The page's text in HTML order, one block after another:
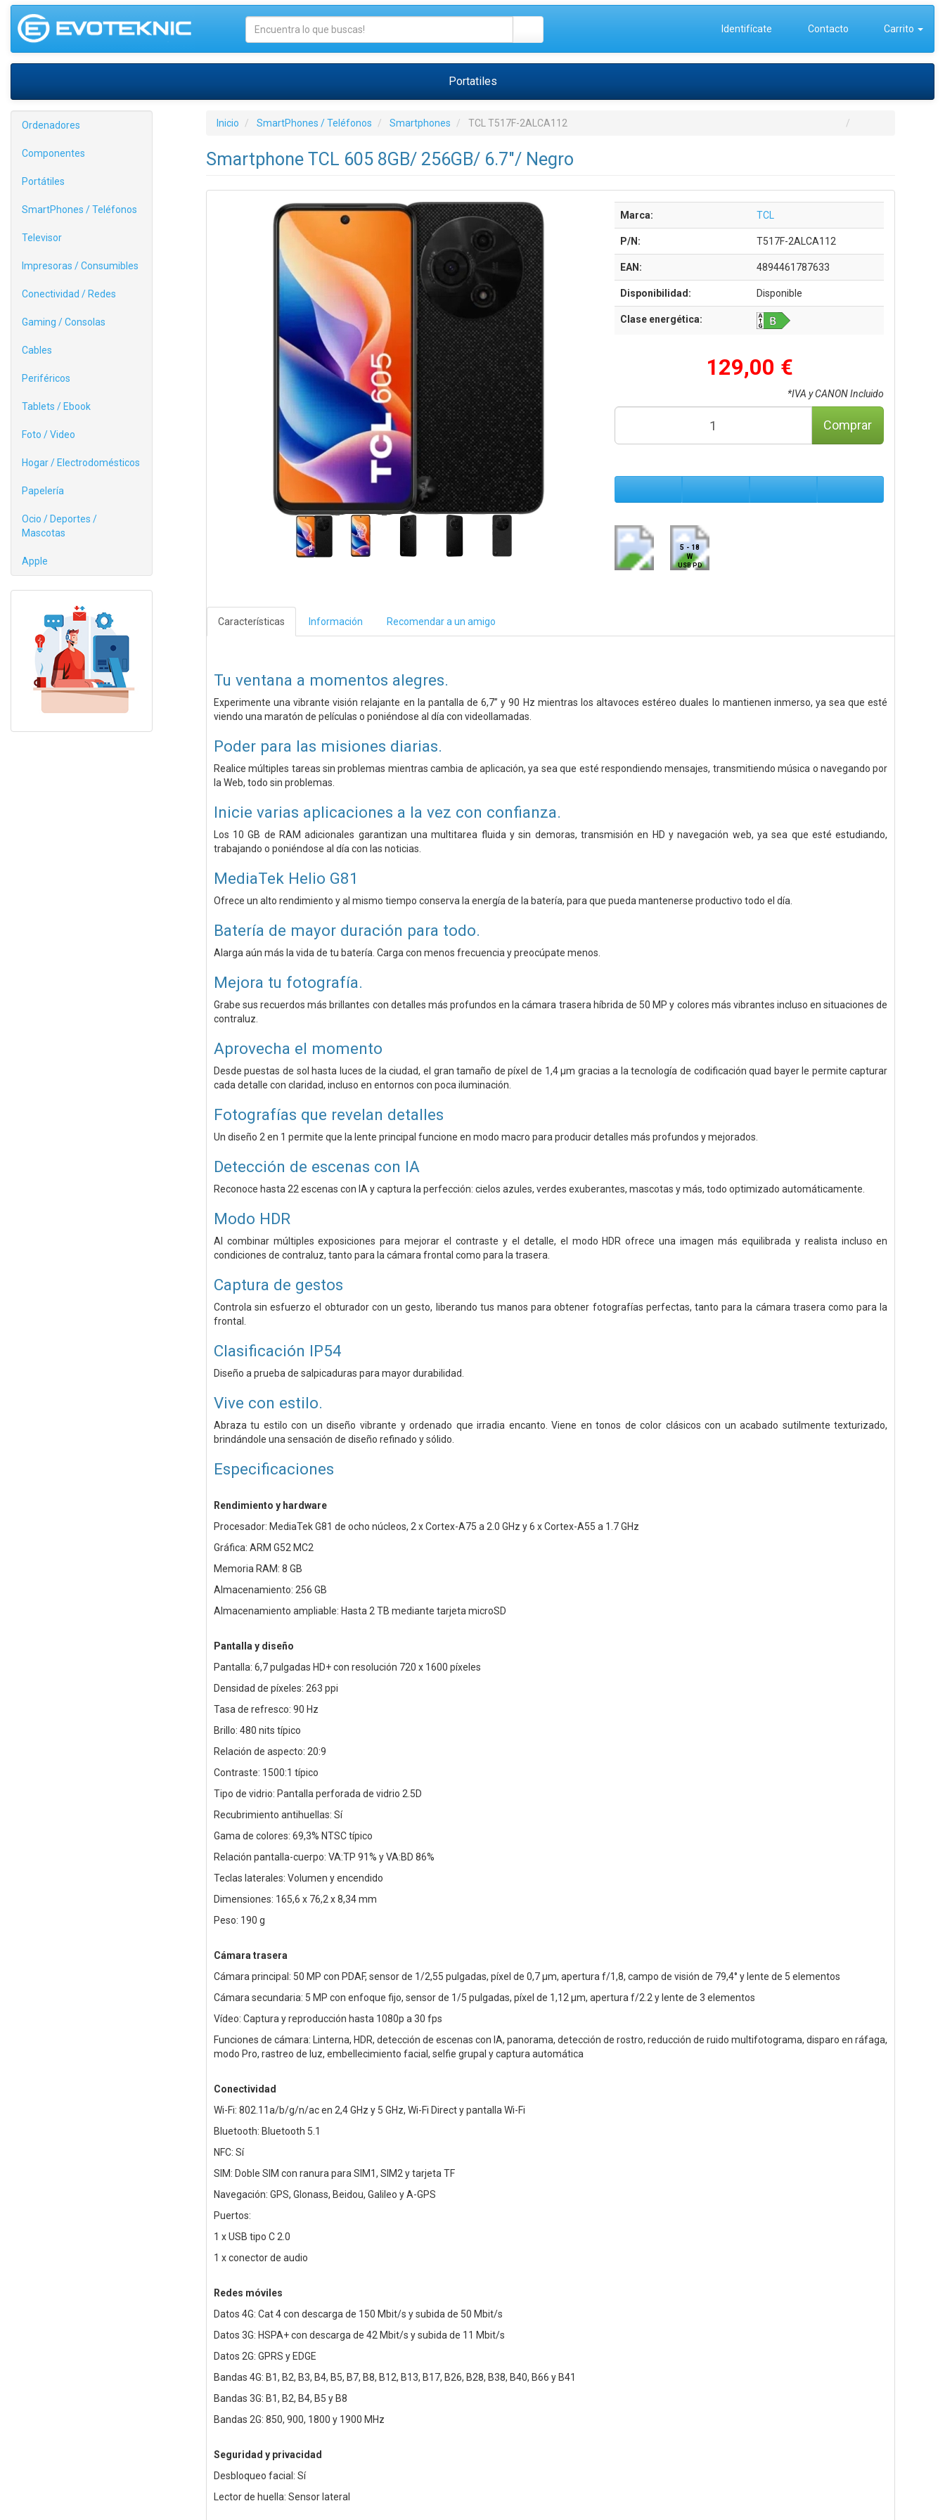
Identifícate Contacto Carrito
Portatiles
Ordenadores
Componentes
Portátiles
SmartPhones / Teléfonos
Televisor
Impresoras / Consumibles
Conectividad / Redes
Gaming / Consolas
Cables
Periféricos
Tablets / Ebook
Foto / Video
Hogar / Electrodomésticos
Papelería
Ocio / Deportes /
Mascotas
Apple
Inicio SmartPhones / Teléfonos Smartphones TCL T517F-2ALCA112
Smartphone TCL 605 8GB/ 256GB/ 6.7"/ Negro
Marca: TCL
P/N: T517F-2ALCA112
EAN: 4894461787633
Disponibilidad: Disponible
Clase energética:
129,00 €
*IVA y CANON Incluido
Comprar
5 - 18
W
USB PD
Características Información Recomendar a un amigo
Tu ventana a momentos alegres.
Experimente una vibrante visión relajante en la pantalla de 6,7” y 90 Hz mientras los altavoces estéreo duales lo mantienen inmerso, ya sea que esté
viendo una maratón de películas o poniéndose al día con videollamadas.
Poder para las misiones diarias.
Realice múltiples tareas sin problemas mientras cambia de aplicación, ya sea que esté respondiendo mensajes, transmitiendo música o navegando por
la Web, todo sin problemas.
Inicie varias aplicaciones a la vez con confianza.
Los 10 GB de RAM adicionales garantizan una multitarea fluida y sin demoras, transmisión en HD y navegación web, ya sea que esté estudiando,
trabajando o poniéndose al día con las noticias.
MediaTek Helio G81
Ofrece un alto rendimiento y al mismo tiempo conserva la energía de la batería, para que pueda mantenerse productivo todo el día.
Batería de mayor duración para todo.
Alarga aún más la vida de tu batería. Carga con menos frecuencia y preocúpate menos.
Mejora tu fotografía.
Grabe sus recuerdos más brillantes con detalles más profundos en la cámara trasera híbrida de 50 MP y colores más vibrantes incluso en situaciones de
contraluz.
Aprovecha el momento
Desde puestas de sol hasta luces de la ciudad, el gran tamaño de píxel de 1,4 μm gracias a la tecnología de codificación quad bayer le permite capturar
cada detalle con claridad, incluso en entornos con poca iluminación.
Fotografías que revelan detalles
Un diseño 2 en 1 permite que la lente principal funcione en modo macro para producir detalles más profundos y mejorados.
Detección de escenas con IA
Reconoce hasta 22 escenas con IA y captura la perfección: cielos azules, verdes exuberantes, mascotas y más, todo optimizado automáticamente.
Modo HDR
Al combinar múltiples exposiciones para mejorar el contraste y el detalle, el modo HDR ofrece una imagen más equilibrada y realista incluso en
condiciones de contraluz, tanto para la cámara frontal como para la trasera.
Captura de gestos
Controla sin esfuerzo el obturador con un gesto, liberando tus manos para obtener fotografías perfectas, tanto para la cámara trasera como para la
frontal.
Clasificación IP54
Diseño a prueba de salpicaduras para mayor durabilidad.
Vive con estilo.
Abraza tu estilo con un diseño vibrante y ordenado que irradia encanto. Viene en tonos de color clásicos con un acabado sutilmente texturizado,
brindándole una sensación de diseño refinado y sólido.
Especificaciones
Rendimiento y hardware
Procesador: MediaTek G81 de ocho núcleos, 2 x Cortex-A75 a 2.0 GHz y 6 x Cortex-A55 a 1.7 GHz
Gráfica: ARM G52 MC2
Memoria RAM: 8 GB
Almacenamiento: 256 GB
Almacenamiento ampliable: Hasta 2 TB mediante tarjeta microSD
Pantalla y diseño
Pantalla: 6,7 pulgadas HD+ con resolución 720 x 1600 píxeles
Densidad de píxeles: 263 ppi
Tasa de refresco: 90 Hz
Brillo: 480 nits típico
Relación de aspecto: 20:9
Contraste: 1500:1 típico
Tipo de vidrio: Pantalla perforada de vidrio 2.5D
Recubrimiento antihuellas: Sí
Gama de colores: 69,3% NTSC típico
Relación pantalla-cuerpo: VA:TP 91% y VA:BD 86%
Teclas laterales: Volumen y encendido
Dimensiones: 165,6 x 76,2 x 8,34 mm
Peso: 190 g
Cámara trasera
Cámara principal: 50 MP con PDAF, sensor de 1/2,55 pulgadas, píxel de 0,7 μm, apertura f/1,8, campo de visión de 79,4° y lente de 5 elementos
Cámara secundaria: 5 MP con enfoque fijo, sensor de 1/5 pulgadas, píxel de 1,12 μm, apertura f/2.2 y lente de 3 elementos
Vídeo: Captura y reproducción hasta 1080p a 30 fps
Funciones de cámara: Linterna, HDR, detección de escenas con IA, panorama, detección de rostro, reducción de ruido multifotograma, disparo en ráfaga,
modo Pro, rastreo de luz, embellecimiento facial, selfie grupal y captura automática
Conectividad
Wi-Fi: 802.11a/b/g/n/ac en 2,4 GHz y 5 GHz, Wi-Fi Direct y pantalla Wi-Fi
Bluetooth: Bluetooth 5.1
NFC: Sí
SIM: Doble SIM con ranura para SIM1, SIM2 y tarjeta TF
Navegación: GPS, Glonass, Beidou, Galileo y A-GPS
Puertos:
1 x USB tipo C 2.0
1 x conector de audio
Redes móviles
Datos 4G: Cat 4 con descarga de 150 Mbit/s y subida de 50 Mbit/s
Datos 3G: HSPA+ con descarga de 42 Mbit/s y subida de 11 Mbit/s
Datos 2G: GPRS y EDGE
Bandas 4G: B1, B2, B3, B4, B5, B7, B8, B12, B13, B17, B26, B28, B38, B40, B66 y B41
Bandas 3G: B1, B2, B4, B5 y B8
Bandas 2G: 850, 900, 1800 y 1900 MHz
Seguridad y privacidad
Desbloqueo facial: Sí
Lector de huella: Sensor lateral